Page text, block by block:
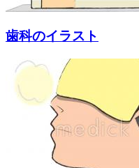
歯科のイラスト